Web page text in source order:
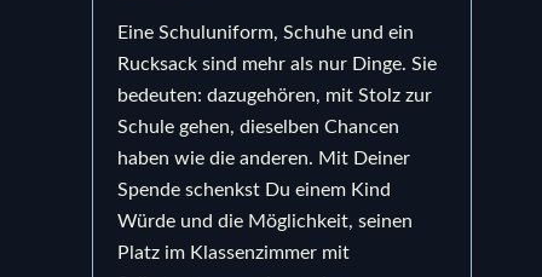
Eine Schuluniform, Schuhe und ein
Rucksack sind mehr als nur Dinge. Sie
bedeuten: dazugehören, mit Stolz zur
Schule gehen, dieselben Chancen
haben wie die anderen. Mit Deiner
Spende schenkst Du einem Kind
Würde und die Möglichkeit, seinen
Platz im Klassenzimmer mit